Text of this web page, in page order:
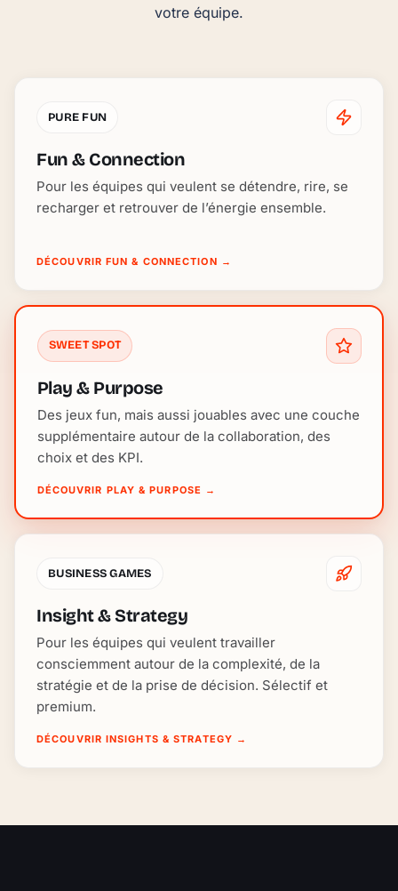
votre équipe.
PURE FUN
Fun & Connection
Pour les équipes qui veulent se détendre, rire, se
recharger et retrouver de l’énergie ensemble.
DÉCOUVRIR FUN & CONNECTION →
SWEET SPOT
Play & Purpose
Des jeux fun, mais aussi jouables avec une couche
supplémentaire autour de la collaboration, des
choix et des KPI.
DÉCOUVRIR PLAY & PURPOSE →
BUSINESS GAMES
Insight & Strategy
Pour les équipes qui veulent travailler
consciemment autour de la complexité, de la
stratégie et de la prise de décision. Sélectif et
premium.
DÉCOUVRIR INSIGHTS & STRATEGY →